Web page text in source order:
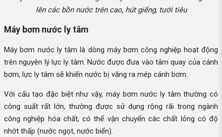
lên các bồn nước trên cao, hút giếng, tưới tiêu
Máy bơm nước ly tâm
Máy bơm nước ly tâm là dòng máy bơm công nghiệp hoạt động
trên nguyên lý lực ly tâm. Nước được đưa vào tâm quay của cánh
bơm, lực ly tâm sẽ khiến nước bị văng ra mép cánh bơm.
Với cấu tạo đặc biệt như vậy, máy bơm nước ly tâm thường có
công suất rất lớn, thường được sử dụng rộng rãi trong ngành
công nghiệp hóa chất, có thể vận chuyển các chất lỏng có độ
nhớt thấp (nước ngọt, nước biển).